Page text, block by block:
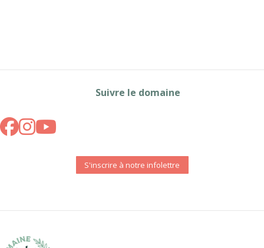
Suivre le domaine
S'inscrire à notre infolettre